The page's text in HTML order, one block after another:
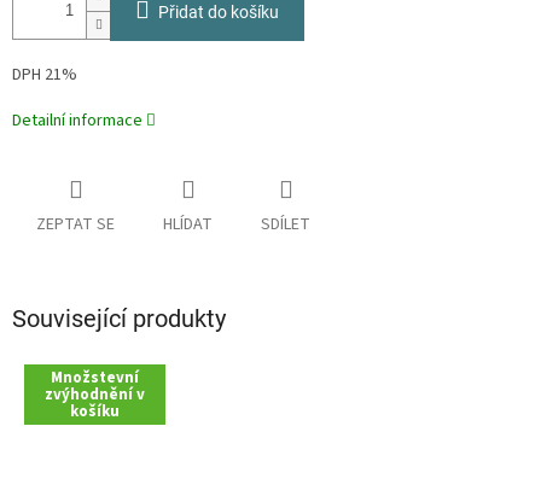
Přidat do košíku
DPH 21%
Detailní informace
ZEPTAT SE HLÍDAT SDÍLET
Související produkty
Množstevní
zvýhodnění v
košíku